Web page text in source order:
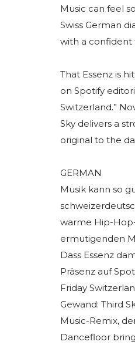
Music can feel
Swiss German
with a confident
That Essenz is
on Spotify
Switzerland.”
Sky delivers a
original to the
GERMAN
Musik kann so
warme Hip-
ermutigenden
Dass Essenz
Präsenz auf
Friday
Gewand: Third
Music-Remix,
Dancefloor